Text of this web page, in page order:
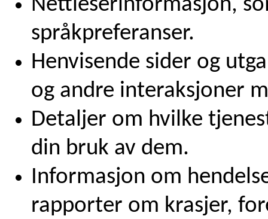
Nettleserinformasjon,
språkpreferanser.
Henvisende sider og
og andre interaksjoner
Detaljer om hvilke
din bruk av dem.
Informasjon om
rapporter om krasjer,